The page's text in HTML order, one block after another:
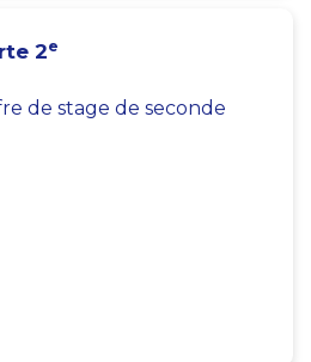
2e
de stage de seconde